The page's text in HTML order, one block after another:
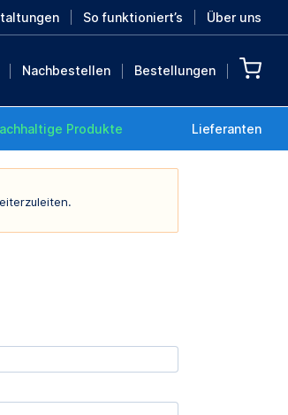
So funktioniert’s Über uns
Nachbestellen Bestellungen
Produkte Lieferanten
MEHR ENTDECKEN